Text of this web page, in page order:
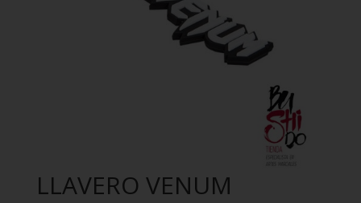
LLAVERO VENUM